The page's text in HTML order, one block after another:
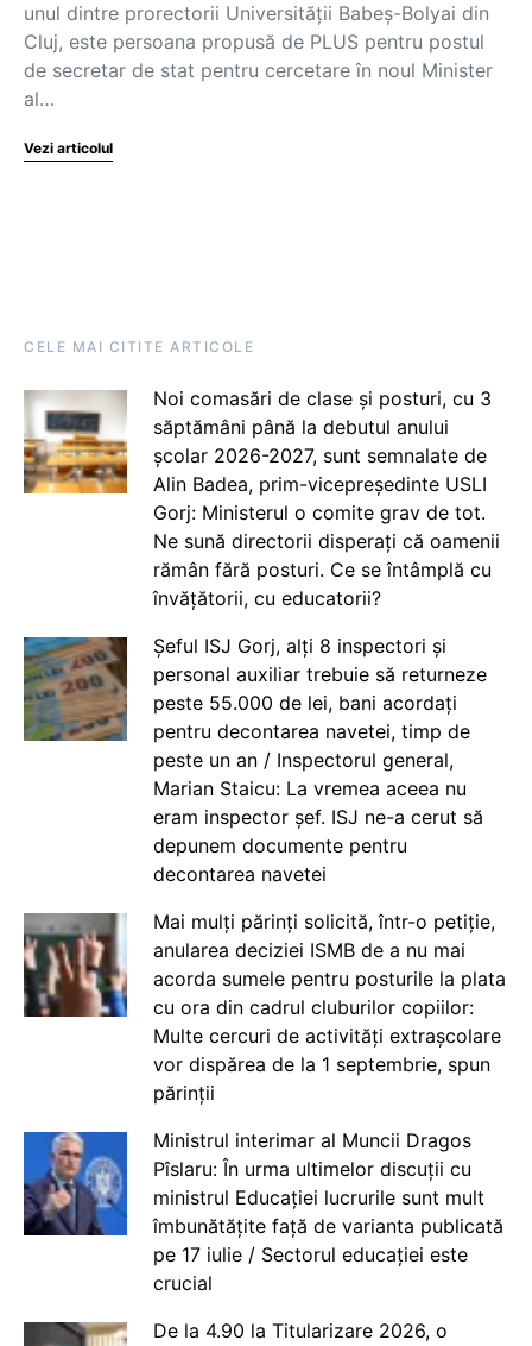
unul dintre prorectorii Universității Babeș-Bolyai din
Cluj, este persoana propusă de PLUS pentru postul
de secretar de stat pentru cercetare în noul Minister
al…
Vezi articolul
CELE MAI CITITE ARTICOLE
Noi comasări de clase și posturi, cu 3
săptămâni până la debutul anului
școlar 2026-2027, sunt semnalate de
Alin Badea, prim-vicepreședinte USLI
Gorj: Ministerul o comite grav de tot.
Ne sună directorii disperați că oamenii
rămân fără posturi. Ce se întâmplă cu
învățătorii, cu educatorii?
Șeful ISJ Gorj, alți 8 inspectori și
personal auxiliar trebuie să returneze
peste 55.000 de lei, bani acordați
pentru decontarea navetei, timp de
peste un an / Inspectorul general,
Marian Staicu: La vremea aceea nu
eram inspector șef. ISJ ne-a cerut să
depunem documente pentru
decontarea navetei
Mai mulți părinți solicită, într-o petiție,
anularea deciziei ISMB de a nu mai
acorda sumele pentru posturile la plata
cu ora din cadrul cluburilor copiilor:
Multe cercuri de activități extrașcolare
vor dispărea de la 1 septembrie, spun
părinții
Ministrul interimar al Muncii Dragos
Pîslaru: În urma ultimelor discuții cu
ministrul Educației lucrurile sunt mult
îmbunătățite față de varianta publicată
pe 17 iulie / Sectorul educației este
crucial
De la 4.90 la Titularizare 2026, o